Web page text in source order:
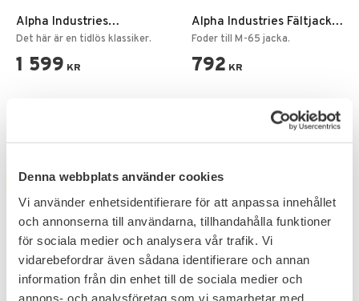
Denna webbplats använder cookies
Vi använder enhetsidentifierare för att anpassa innehållet
och annonserna till användarna, tillhandahålla funktioner
för sociala medier och analysera vår trafik. Vi
vidarebefordrar även sådana identifierare och annan
information från din enhet till de sociala medier och
annons- och analysföretag som vi samarbetar med.
Alpha Industries
Bomberjacka MA1
Det här är en tidlös klassiker.
1 599 KR
Alpha Industries Fältjacka
ALS Liner
Foder till M-65 jacka.
792 KR
FAVORITE